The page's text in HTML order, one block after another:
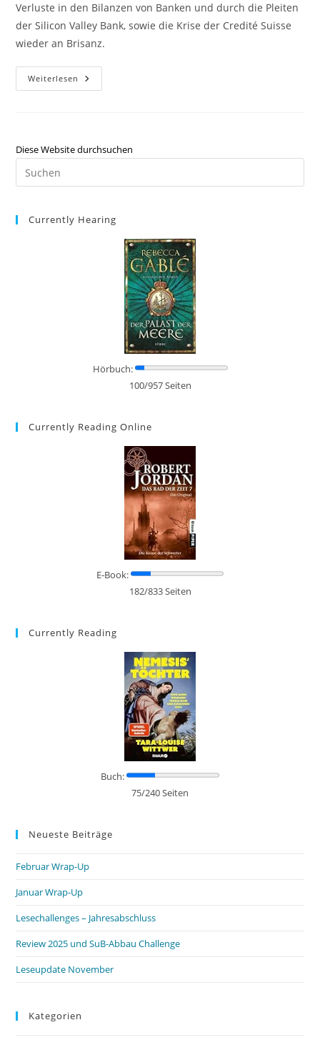
Verluste in den Bilanzen von Banken und durch die Pleiten
der Silicon Valley Bank, sowie die Krise der Credité Suisse
wieder an Brisanz.
Weiterlesen
Diese Website durchsuchen
Currently Hearing
Hörbuch:
100/957 Seiten
Currently Reading Online
E-Book:
182/833 Seiten
Currently Reading
Buch:
75/240 Seiten
Neueste Beiträge
Februar Wrap-Up
Januar Wrap-Up
Lesechallenges – Jahresabschluss
Review 2025 und SuB-Abbau Challenge
Leseupdate November
Kategorien